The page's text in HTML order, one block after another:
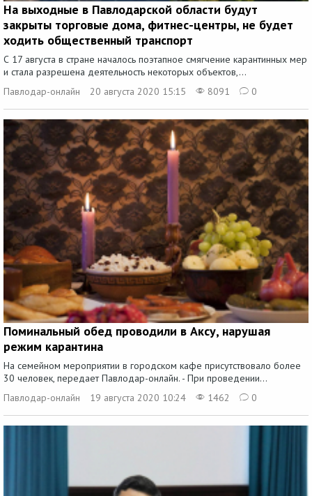
На выходные в Павлодарской области будут
закрыты торговые дома, фитнес-центры, не будет
ходить общественный транспорт
С 17 августа в стране началось поэтапное смягчение карантинных мер
и стала разрешена деятельность некоторых объектов,...
Павлодар-онлайн
20 августа 2020 15:15 8091 0
Поминальный обед проводили в Аксу, нарушая
режим карантина
На семейном мероприятии в городском кафе присутствовало более
30 человек, передает Павлодар-онлайн. - При проведении...
Павлодар-онлайн
19 августа 2020 10:24 1462 0